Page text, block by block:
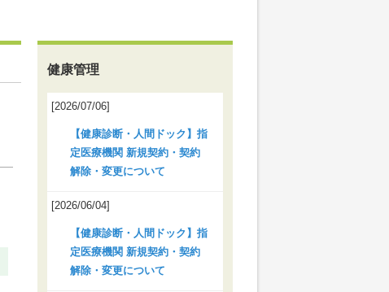
健康管理
[2026/07/06]
【健康診断・人間ドック】指
定医療機関 新規契約・契約
解除・変更について
[2026/06/04]
【健康診断・人間ドック】指
定医療機関 新規契約・契約
解除・変更について